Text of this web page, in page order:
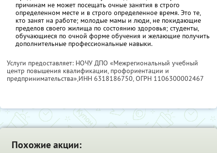
причинам не может посещать очные занятия в строго
определенном месте и в строго определенное время. Это те,
кто занят на работе; молодые мамы и люди, не покидающие
пределов своего жилища по состоянию здоровья; студенты,
обучающиеся по очной форме обучения и желающие получить
дополнительные профессиональные навыки.
Услуги предоставляет: НОЧУ ДПО «Межрегиональный учебный
центр повышения квалификации, профориентации и
предпринимательства»,ИНН 6318186750, ОГРН 1106300002467
Похожие акции: